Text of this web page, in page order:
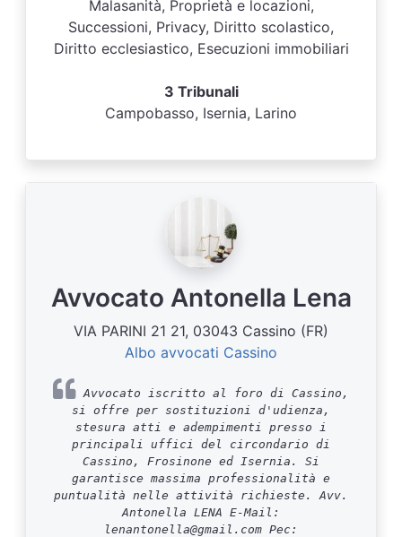
Malasanità, Proprietà e locazioni,
Successioni, Privacy, Diritto scolastico,
Diritto ecclesiastico, Esecuzioni immobiliari
3 Tribunali
Campobasso, Isernia, Larino
Avvocato Antonella Lena
VIA PARINI 21 21, 03043 Cassino (FR)
Albo avvocati Cassino
Avvocato iscritto al foro di Cassino,
si offre per sostituzioni d'udienza,
stesura atti e adempimenti presso i
principali uffici del circondario di
Cassino, Frosinone ed Isernia. Si
garantisce massima professionalità e
puntualità nelle attività richieste. Avv.
Antonella LENA E-Mail:
lenantonella@gmail.com Pec: